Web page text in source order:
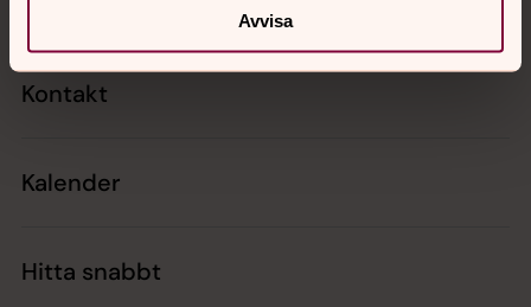
Avvisa
Kontakt
Kalender
Hitta snabbt